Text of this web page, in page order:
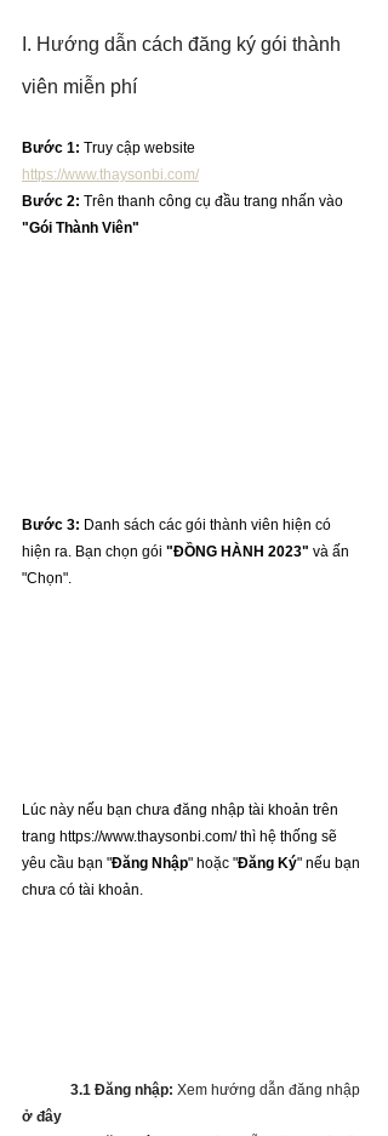
I. Hướng dẫn cách đăng ký gói thành
viên miễn phí
Bước 1: Truy cập website
https://www.thaysonbi.com/
Bước 2: Trên thanh công cụ đầu trang nhấn vào
"Gói Thành Viên"
Bước 3: Danh sách các gói thành viên hiện có
hiện ra. Bạn chọn gói "ĐỒNG HÀNH 2023" và ấn
"Chọn".
Lúc này nếu bạn chưa đăng nhập tài khoản trên
trang https://www.thaysonbi.com/ thì hệ thống sẽ
yêu cầu bạn "Đăng Nhập" hoặc "Đăng Ký" nếu bạn
chưa có tài khoản.
3.1 Đăng nhập: Xem hướng dẫn đăng nhập
ở đây